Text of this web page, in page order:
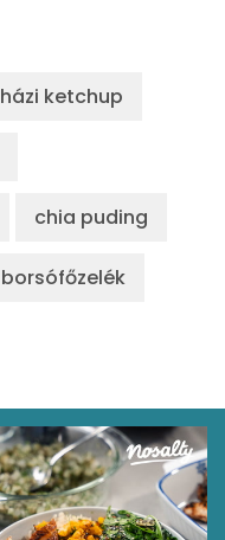
házi ketchup
chia puding
borsófőzelék